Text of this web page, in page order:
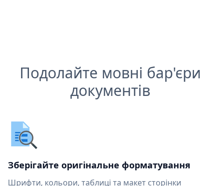
Подолайте мовні бар'єри
документів
Зберігайте оригінальне форматування
Шрифти, кольори, таблиці та макет сторінки